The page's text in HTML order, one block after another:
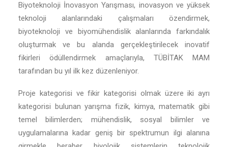
Biyoteknoloji İnovasyon Yarışması, inovasyon ve yüksek
teknoloji alanlarındaki çalışmaları özendirmek,
biyoteknoloji ve biyomühendislik alanlarında farkındalık
oluşturmak ve bu alanda gerçekleştirilecek inovatif
fikirleri ödüllendirmek amaçlarıyla, TÜBİTAK MAM
tarafından bu yıl ilk kez düzenleniyor.
Proje kategorisi ve fikir kategorisi olmak üzere iki ayrı
kategorisi bulunan yarışma fizik, kimya, matematik gibi
temel bilimlerden; mühendislik, sosyal bilimler ve
uygulamalarına kadar geniş bir spektrumun ilgi alanına